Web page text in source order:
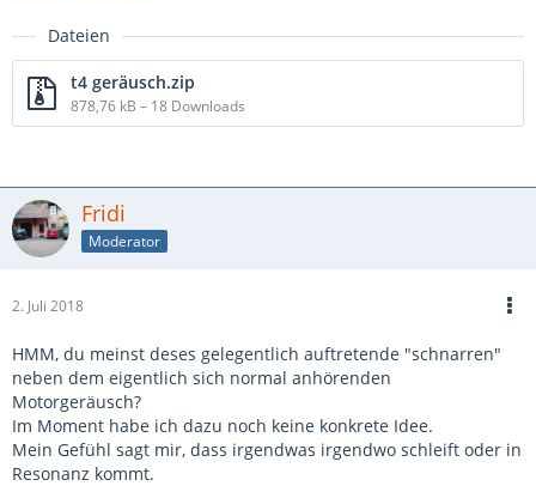
Dateien
t4 geräusch.zip
878,76 kB – 18 Downloads
Fridi
Moderator
2. Juli 2018
HMM, du meinst deses gelegentlich auftretende "schnarren"
neben dem eigentlich sich normal anhörenden
Motorgeräusch?
Im Moment habe ich dazu noch keine konkrete Idee.
Mein Gefühl sagt mir, dass irgendwas irgendwo schleift oder in
Resonanz kommt.